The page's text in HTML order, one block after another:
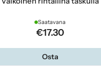
Saatavana
€17.30
Osta